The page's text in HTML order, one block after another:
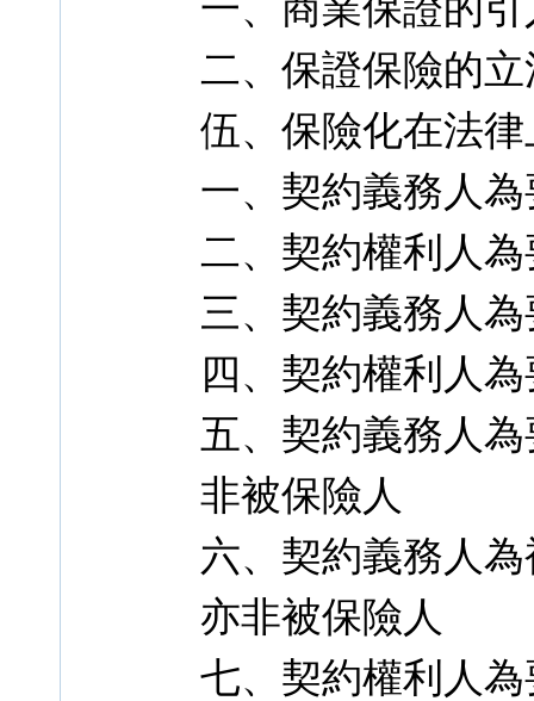
一、商業保證的引
二、保證保險的
伍、保險化在法
一、契約義務人
二、契約權利人
三、契約義務人
四、契約權利人
五、契約義務人
非被保險人
六、契約義務人
亦非被保險人
七、契約權利人